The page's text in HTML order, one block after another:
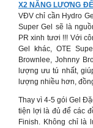
X2 NĂNG LƯỢNG
VĐV chỉ cần Hydro
Super Gel sẽ là
PR xinh tươi !!! Với
Gel khác, OTE
Brownlee, Johnny
lượng ưu tú nhất,
lượng nhiều hơn,
Thay vì 4-5 gói Gel
tiện lợi là đủ để các
Finish. Không chỉ là